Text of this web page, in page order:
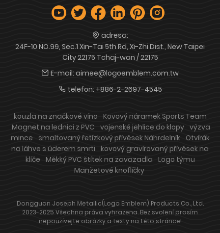
adresa:
24F-10 NO.99, Sec.1 Xin-Tai 5th Rd, Xi-Zhi Dist., New Taipei
City 22175 Tchaj-wan / 22175
E-mail: aimee@logoemblem.com.tw
telefon: +886-2-2697-4545
kouzla na značkové víno Kovový náramek Sports Team
Magnet na lednici z PVC vojenské jehlice do klopy výzva
mince
smaltovaný řetízkový přívěsek Náhrdelník
Otvírák
na láhve s úderem smrti kovový gravírovaný přívěsek na
klíče Měkký PVC štítek na zavazadla Logo týmu
Manžetové knoflíčky
Dongguan Joseph Metallic(Logo Emblem) Products Co., Ltd.
2023-2025 Všechna práva vyhrazena. Bez svolení prosím
nepoužívejte obrázky a texty na této stránce!